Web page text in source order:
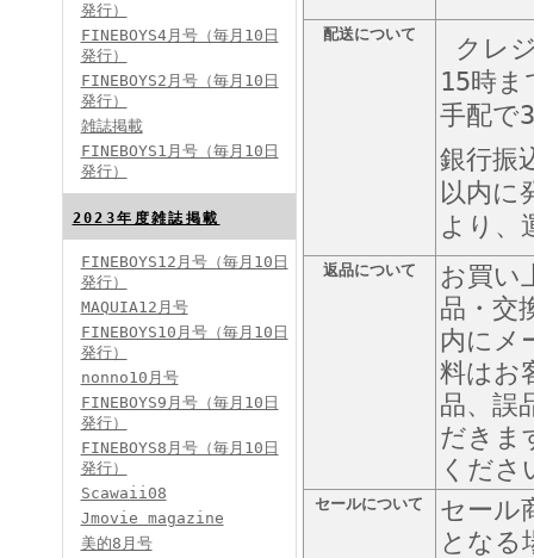
FINEBOYS2024年2月号
2024分バックナンバー
2023分バックナンバー
2022年分バックナンバー
2019年分バックナンバー
2018年分バックナンバー
2017年分バックナンバー
2016年分バックナンバー
2014年分バックナンバー
発行）
FINEBOYS4月号（毎月10日
発行）
FINEBOYS2月号（毎月10日
発行）
雑誌掲載
FINEBOYS1月号（毎月10日
発行）
2023年度雑誌掲載
FINEBOYS12月号（毎月10日
発行）
MAQUIA12月号
FINEBOYS10月号（毎月10日
発行）
nonno10月号
FINEBOYS9月号（毎月10日
発行）
FINEBOYS8月号（毎月10日
発行）
Scawaii08
Jmovie magazine
美的8月号
配送について
クレ
15時ま
手配で
銀行振
以内に
より、
返品について
お買い
品・交
内にメ
料はお
品、誤
だきま
くださ
セールについて
セール
となる